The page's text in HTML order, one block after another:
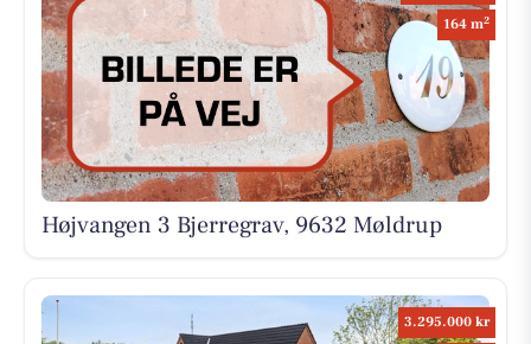
164 m2
Højvangen 3 Bjerregrav, 9632 Møldrup
3.295.000 kr